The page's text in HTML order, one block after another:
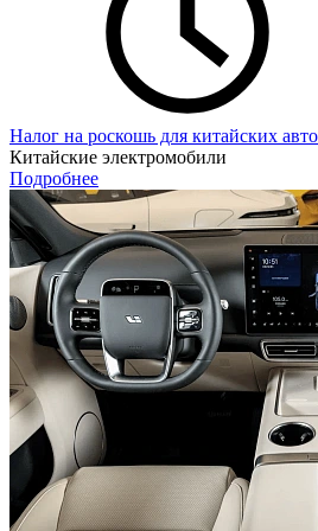
Налог на роскошь для китайских
Китайские электромобили
Подробнее